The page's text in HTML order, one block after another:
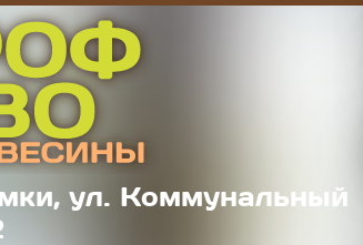
ул. Коммунальный